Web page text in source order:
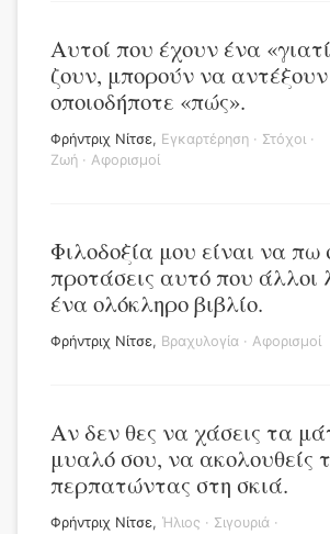
Αυτοί που έχουν ένα
ζουν, μπορούν να
οποιοδήποτε «πώς».
Φρήντριχ Νίτσε, Εγκαρτέρηση · Στόχοι ·
Ζωή · Αφορισμοί
Φιλοδοξία μου είναι να πω
προτάσεις αυτό που άλλοι
ένα ολόκληρο βιβλίο.
Φρήντριχ Νίτσε, Βραχυλογία · Αφορισμοί
Αν δεν θες να χάσεις τα
μυαλό σου, να ακολουθείς
περπατώντας στη σκιά.
Φρήντριχ Νίτσε, Ήλιος · Σιγουριά ·